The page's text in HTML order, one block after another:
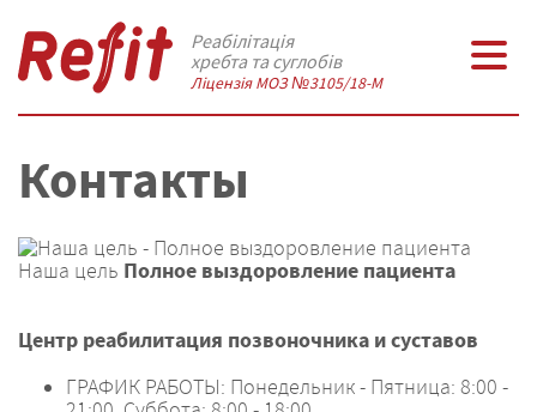
Реабілітація
хребта та суглобів
Ліцензія МОЗ №3105/18-М
Контакты
Наша цель Полное выздоровление пациента
Центр реабилитация позвоночника и суставов
ГРАФИК РАБОТЫ: Понедельник - Пятница: 8:00 -